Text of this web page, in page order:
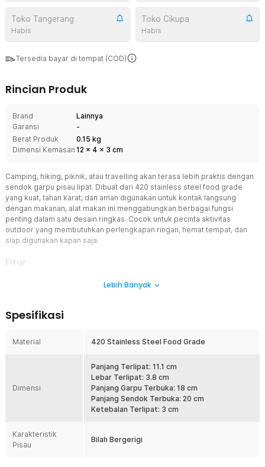
Toko Tangerang
Habis
Toko Cikupa
Habis
Tersedia bayar di tempat (COD)
Rincian Produk
Brand
Lainnya
Garansi
-
Berat Produk
0.15 kg
Dimensi Kemasan 12 x 4 x 3 cm
Camping, hiking, piknik, atau travelling akan terasa lebih praktis dengan
sendok garpu pisau lipat. Dibuat dari 420 stainless steel food grade
yang kuat, tahan karat, dan aman digunakan untuk kontak langsung
dengan makanan, alat makan ini menggabungkan berbagai fungsi
penting dalam satu desain ringkas. Cocok untuk pecinta aktivitas
outdoor yang membutuhkan perlengkapan ringan, hemat tempat, dan
siap digunakan kapan saja.
Fitur
Material 420 Stainless Steel
penggunaan jangka panjang. Permukaannya halus, mudah
Material ini juga memberikan tampilan premium dan lebih awet
Desain Lipat Ringkas dan Portable
Sensok garpu pisau dapat dilipat menjadi satu unit yang praktis
sehingga mudah disimpan di tas camping, ransel hiking, pouch EDC,
atau perlengkapan travelling. Desain kompak membantu
alat. Sangat cocok dibawa saat beraktivitas di luar ruangan maupun
sebagai alat makan cadangan saat bepergian.
Lebih Banyak
Spesifikasi
Material 420 Stainless Steel Food Grade
Dimensi
Panjang Terlipat: 11.1 cm
Lebar Terlipat: 3.8 cm
Panjang Garpu Terbuka: 18 cm
Panjang Sendok Terbuka: 20 cm
Ketebalan Terlipat: 3 cm
Karakteristik
Pisau
Bilah Bergerigi